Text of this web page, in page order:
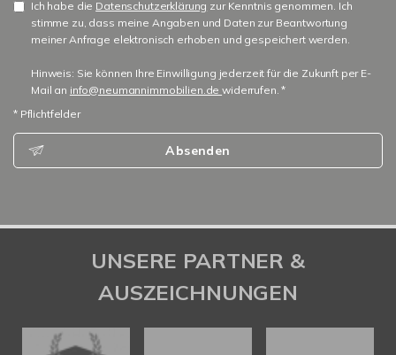
Ich habe die Datenschutzerklärung zur Kenntnis genommen. Ich
stimme zu, dass meine Angaben und Daten zur Beantwortung
meiner Anfrage elektronisch erhoben und gespeichert werden.
Hinweis: Sie können Ihre Einwilligung jederzeit für die Zukunft per E-
Mail an info@neumannimmobilien.dewiderrufen. *
* Pflichtfelder
Absenden
UNSERE PARTNER &
AUSZEICHNUNGEN